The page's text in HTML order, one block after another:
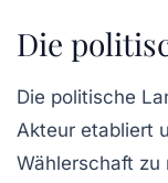
Die
Die politische
Akteur etabliert
Wählerschaft